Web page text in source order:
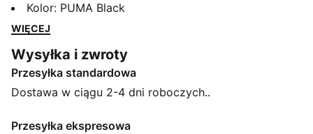
syntetyczną cholewką i trwałą gumową podeszwą, te
buty są idealne dla fanów, którzy żyją szybko. Poczuj
CECHY + KORZYŚCI
Cholewka butów wykonana jest w co najmniej 20% z
materiałów pochodzących z recyklingu
Standardowa szerokość
Kolor: PUMA Black
WIĘCEJ
Wysyłka i zwroty
Przesyłka standardowa
Dostawa w ciągu 2-4 dni roboczych..
Przesyłka ekspresowa